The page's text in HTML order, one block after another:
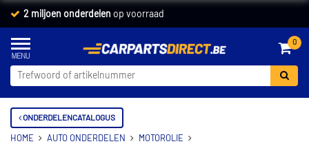
2 miljoen onderdelen op voorraad
0
ONDERDELENCATALOGUS
HOME AUTO ONDERDELEN MOTOROLIE